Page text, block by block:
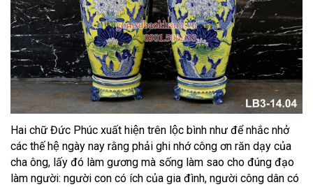
Hai chữ Đức Phúc xuất hiện trên lộc bình như để nhắc nhở
các thế hệ ngày nay rằng phải ghi nhớ công ơn răn dạy của
cha ông, lấy đó làm gương mà sống làm sao cho đúng đạo
làm người: người con có ích của gia đình, người công dân có